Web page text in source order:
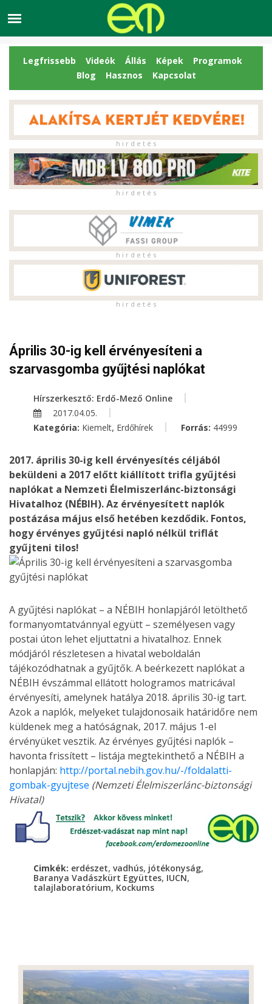
Legfrissebb Videók Állás Képek
Programok
Blog
Hasznos Kapcsolat
h i r d e t é s
h i r d e t é s
h i r d e t é s
h i r d e t é s
Április 30-ig kell érvényesíteni a
szarvasgomba gyűjtési naplókat
Hírszerkesztő: Erdő-Mező Online
2017.04.05.
Kategória: Kiemelt, Erdőhírek Forrás: 44999
2017. április 30-ig kell érvényesítés céljából
beküldeni a 2017 előtt kiállított trifla gyűjtési
naplókat a Nemzeti Élelmiszerlánc-biztonsági
Hivatalhoz (NÉBIH). Az érvényesített naplók
postázása május első hetében kezdődik. Fontos,
hogy érvényes gyűjtési napló nélkül triflát
gyűjteni tilos!
A gyűjtési naplókat – a NÉBIH honlapjáról letölthető
formanyomtatvánnyal együtt – személyesen vagy
postai úton lehet eljuttatni a hivatalhoz. Ennek
módjáról részletesen a hivatal weboldalán
tájékozódhatnak a gyűjtők. A beérkezett naplókat a
NÉBIH évszámmal ellátott hologramos matricával
érvényesíti, amelynek hatálya 2018. április 30-ig tart.
Azok a naplók, melyeket tulajdonosaik határidőre nem
küldenek meg a hatóságnak, 2017. május 1-el
érvényüket vesztik. Az érvényes gyűjtési naplók –
havonta frissített – listája megtekinthető a NÉBIH a
honlapján: http://portal.nebih.gov.hu/-/foldalatti-
gombak-gyujtese (Nemzeti Élelmiszerlánc-biztonsági
Hivatal)
Cimkék: erdészet, vadhús, jótékonyság,
Baranya Vadászkürt Együttes, IUCN,
talajlaboratórium, Kockums